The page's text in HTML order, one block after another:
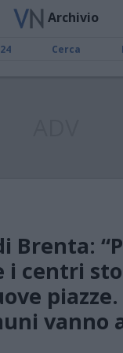
Archivio
Cerca
Brenta:
i centri
piazze.
vanno